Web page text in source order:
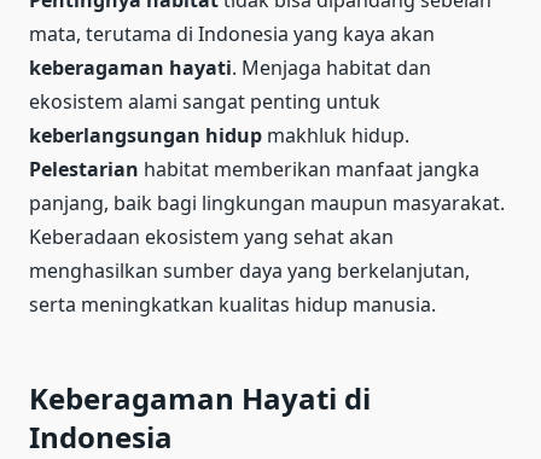
mata, terutama di Indonesia yang kaya akan
keberagaman hayati. Menjaga habitat dan
ekosistem alami sangat penting untuk
keberlangsungan hidup makhluk hidup.
Pelestarian habitat memberikan manfaat jangka
panjang, baik bagi lingkungan maupun masyarakat.
Keberadaan ekosistem yang sehat akan
menghasilkan sumber daya yang berkelanjutan,
serta meningkatkan kualitas hidup manusia.
Keberagaman Hayati di
Indonesia